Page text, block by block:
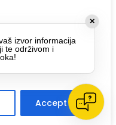
experience,
and analyze our
consent to our use
Accept All
za
Otoka te se
✕
izvor informacija
te održivom i